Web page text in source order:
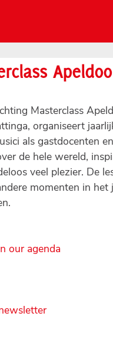
Masterclass
organiseert
als gastdocenten
de hele wereld,
veel plezier. De
momenten in het
our agenda